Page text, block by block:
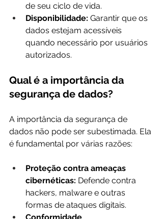
de seu ciclo de vida.
Disponibilidade: Garantir que os
dados estejam acessíveis
quando necessário por usuários
autorizados.
Qual é a importância da
segurança de dados?
A importância da segurança de
dados não pode ser subestimada. Ela
é fundamental por várias razões:
Proteção contra ameaças
cibernéticas: Defende contra
hackers, malware e outras
formas de ataques digitais.